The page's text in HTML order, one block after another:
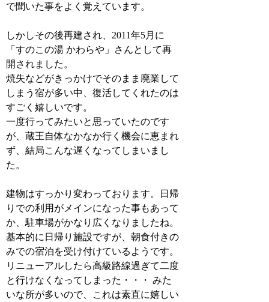
で聞いた事をよく覚えています。
しかしその後再建され、2011年5月に
「すのこの湯 かわらや」さんとして再
開されました。
焼失などがきっかけでそのまま廃業して
しまう宿が多い中、復活してくれたのは
すごく嬉しいです。
一度行ってみたいと思っていたのです
が、蔵王自体なかなか行く機会に恵まれ
ず、結局こんな遅くなってしまいまし
た。
建物はすっかり変わっております。日帰
りでの利用がメインになった事もあって
か、駐車場がかなり広くなりましたね。
基本的に日帰り施設ですが、朝食付きの
みでの宿泊を受け付けているようです。
リニューアルしたら高級路線過ぎて二度
と行けなくなってしまった・・・ みた
いな所が多いので、これは素直に嬉しい